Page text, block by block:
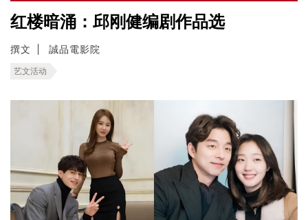
红楼暗涌：邱刚健编剧作品选
撰文 誠品電影院
艺文活动